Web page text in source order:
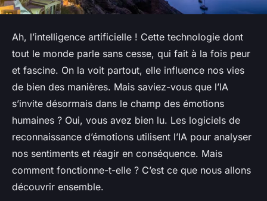
Ah, l’intelligence artificielle ! Cette technologie dont
tout le monde parle sans cesse, qui fait à la fois peur
et fascine. On la voit partout, elle influence nos vies
de bien des manières. Mais saviez-vous que l’IA
s’invite désormais dans le champ des émotions
humaines ? Oui, vous avez bien lu. Les logiciels de
reconnaissance d’émotions utilisent l’IA pour analyser
nos sentiments et réagir en conséquence. Mais
comment fonctionne-t-elle ? C’est ce que nous allons
découvrir ensemble.